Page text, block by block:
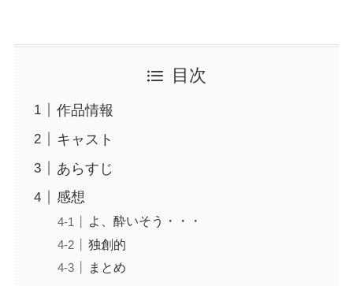
目次
作品情報
キャスト
あらすじ
感想
よ、酔いそう・・・
独創的
まとめ